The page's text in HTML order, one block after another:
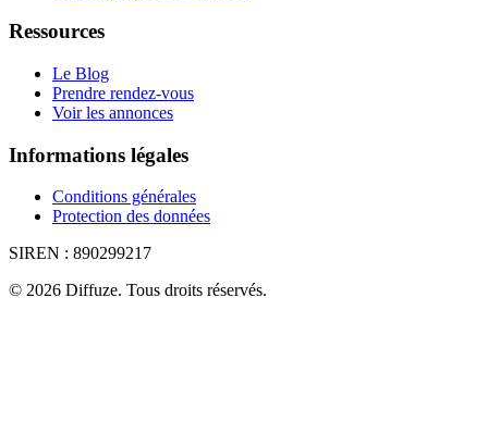
Ressources
Le Blog
Prendre rendez-vous
Voir les annonces
Informations légales
Conditions générales
Protection des données
SIREN : 890299217
© 2026 Diffuze. Tous droits réservés.